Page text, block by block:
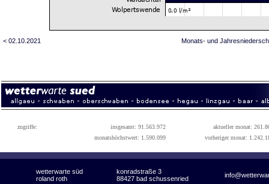
< 02.10.2021 Monats- und
zugriffe: insgesamt: 91.563.972
aktueller monat:
monatshöchstwert: 1.590.099
vorheriger monat:
wetterwarte süd konradstraße 3
roland roth 88427 bad schussenried